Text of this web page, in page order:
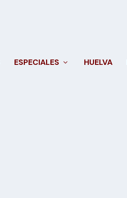
ESPECIALES HUELVA